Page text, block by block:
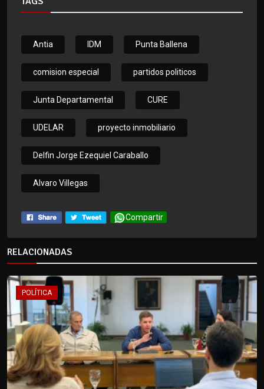
Antia IDM Punta Ballena
comision especial partidos politicos
Junta Departamental CURE
UDELAR proyecto inmobiliario
Delfin Jorge Ezequiel Caraballo
Alvaro Villegas
Compartir
RELACIONADAS
POLÍTICA